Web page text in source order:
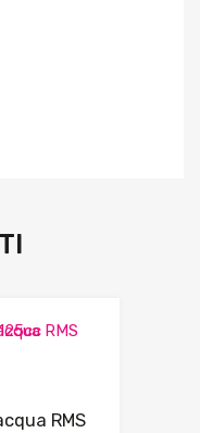
RMS